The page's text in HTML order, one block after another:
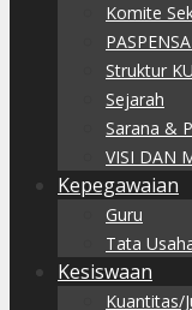
Komite
Struktur
Sejarah
Sarana &
VISI DAN
Kepegawaian
Guru
Tata
Kesiswaan
Kuantitas/